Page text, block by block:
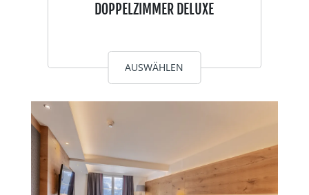
DOPPELZIMMER DELUXE
AUSWÄHLEN